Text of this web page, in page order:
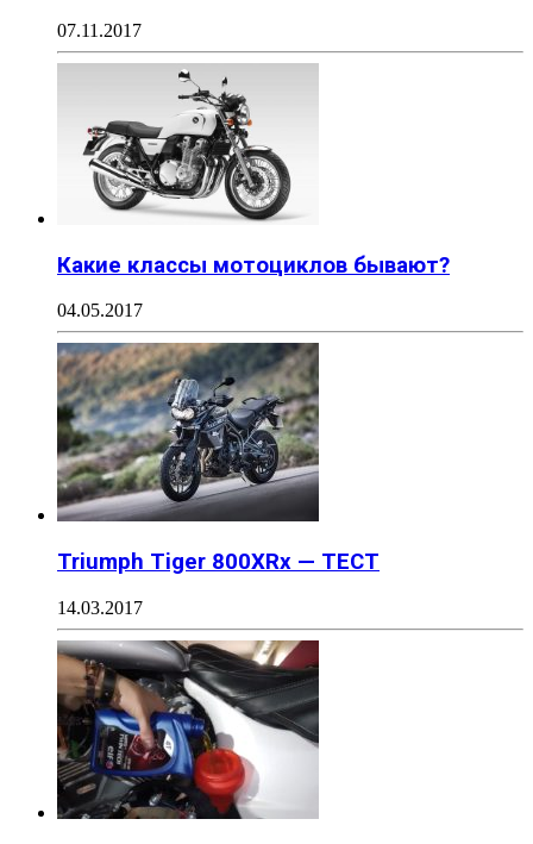
07.11.2017
Какие классы мотоциклов бывают?
04.05.2017
Triumph Tiger 800XRx — ТЕСТ
14.03.2017